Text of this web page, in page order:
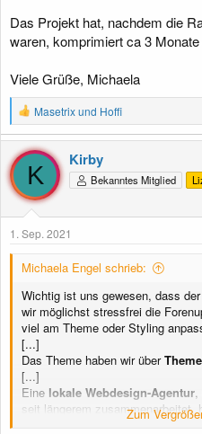
Das Projekt hat, nachdem die
waren, komprimiert ca 3 Monate
Viele Grüße, Michaela
R
e
a
k
i
o
n
n
Masetrixund Hoffi
K
Kirby
Bekanntes Mitglied
1. Sep. 2021
Michaela Engel schrieb:
Wichtig ist uns gewesen, dass
wir möglichst stressfrei die
viel am Theme oder Styling
[...]
Das Theme haben wir über
[...]
Eine lokale Webdesign-Agentur,
seit längerem zusammenarbeitet,
Corporate Design angepasst.
Zum